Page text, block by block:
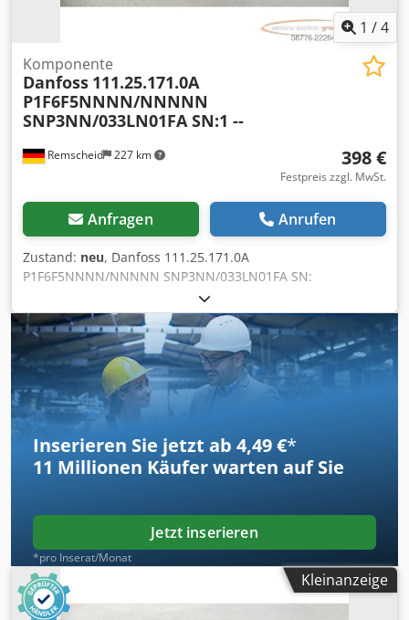
1 /4
Remscheid 227 km
Komponente
Danfoss 111.25.171.0A
P1F6F5NNNN/NNNNN
SNP3NN/033LN01FA SN:1 --
398 €
Festpreis zzgl. MwSt.
Anfragen Anrufen
Zustand: neu, Danfoss 111.25.171.0A
P1F6F5NNNN/NNNNN SNP3NN/033LN01FA SN:
1,ungebraucht, 100% funktionsfähig, Lieferumfang gem.
Fotos Crjdjzirpmepfx Ak Hjf
Inserieren Sie jetzt ab 4,49 €*
11 Millionen Käufer warten auf Sie
Jetzt inserieren
*pro Inserat/Monat
Kleinanzeige